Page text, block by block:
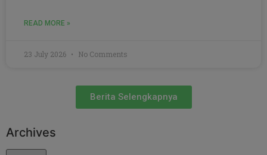
READ MORE »
23 July 2026 No Comments
Berita Selengkapnya
Archives